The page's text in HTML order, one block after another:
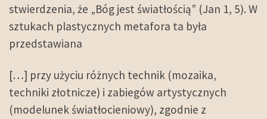
stwierdzenia, że „Bóg jest światłością” (Jan 1, 5). W
sztukach plastycznych metafora ta była
przedstawiana
[…] przy użyciu różnych technik (mozaika,
techniki złotnicze) i zabiegów artystycznych
(modelunek światłocieniowy), zgodnie z